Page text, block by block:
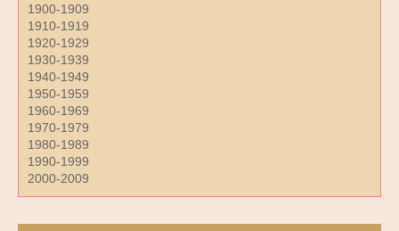
1900-1909
1910-1919
1920-1929
1930-1939
1940-1949
1950-1959
1960-1969
1970-1979
1980-1989
1990-1999
2000-2009